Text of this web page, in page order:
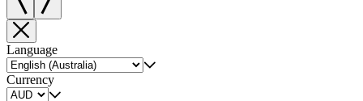
Language
Currency